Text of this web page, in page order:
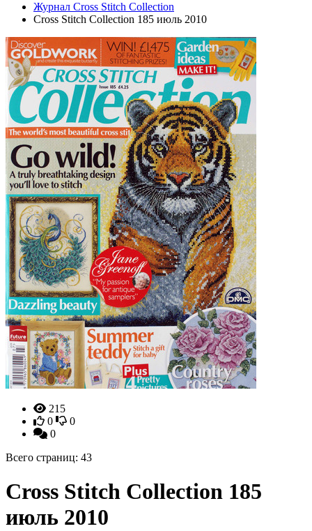
Журнал Cross Stitch Collection
Cross Stitch Collection 185 июль 2010
215
0
0
0
Всего страниц: 43
Cross Stitch Collection 185
июль 2010